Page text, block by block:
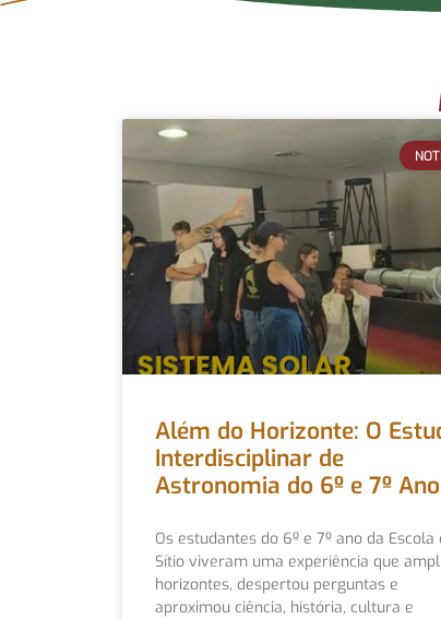
Além do Horizonte: O
Interdisciplinar de
Astronomia do 6º e 7º Ano
Os estudantes do 6º e 7º ano da Escola
Sítio viveram uma experiência que
horizontes, despertou perguntas e
aproximou ciência, história, cultura e